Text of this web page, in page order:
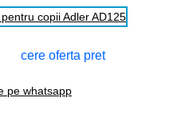
cere oferta pret